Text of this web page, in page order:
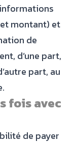
montant) et
de
d’une part,
part, au
fois avec
de payer